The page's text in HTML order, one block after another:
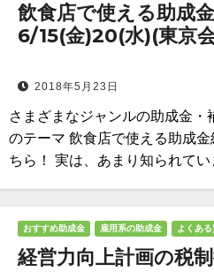
飲食店で使える助成
6/15(金)20(水)(東京
2018年5月23日
さまざまなジャンルの助成金・
のテーマ 飲食店で使える助成
ちら！ 実は、あまり知られて
おすすめ助成金 雇用系の助成金 よくある
経営力向上計画の税